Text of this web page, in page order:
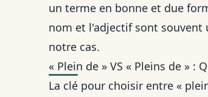
un terme en bonne et due
nom et l'adjectif sont souvent
notre cas.
« Plein de » VS « Pleins de »
La clé pour choisir entre «